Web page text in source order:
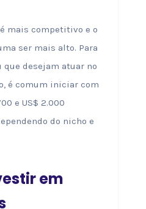
é mais competitivo e o
ser mais alto. Para
que desejam atuar no
é comum iniciar com
e US$ 2.000
do nicho e
em